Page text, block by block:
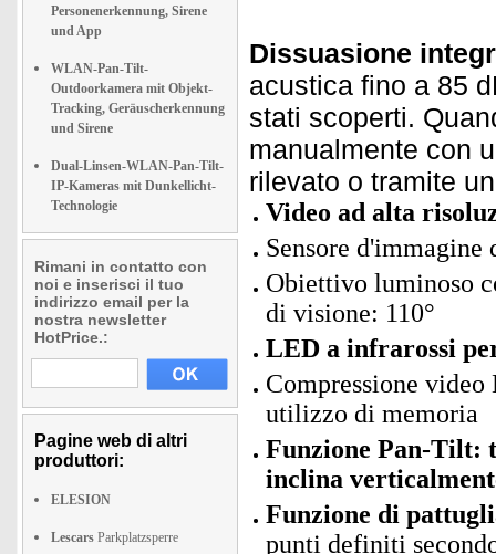
Personenerkennung, Sirene
und App
WLAN-Pan-Tilt-
Outdoorkamera mit Objekt-
Tracking, Geräuscherkennung
und Sirene
Dual-Linsen-WLAN-Pan-Tilt-
IP-Kameras mit Dunkellicht-
Technologie
Rimani in contatto con
noi e inserisci il tuo
indirizzo email per la
nostra newsletter
HotPrice.:
Pagine web di altri
produttori:
ELESION
Lescars Parkplatzsperre
Dissuasione
acustica fino a 85
stati scoperti.
manualmente con
rilevato o tramite
Video ad alta
Sensore d'immagine
Obiettivo luminoso
di visione: 110°
LED a infrarossi
Compressione
utilizzo di memoria
Funzione Pan-Tilt:
inclina
Funzione di
punti definiti